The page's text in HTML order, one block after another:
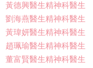
黃德興醫生精神科醫生
劉海燕醫生精神科醫生
黃瑋妍醫生精神科醫生
趙珮瑜醫生精神科醫生
董富賢醫生精神科醫生